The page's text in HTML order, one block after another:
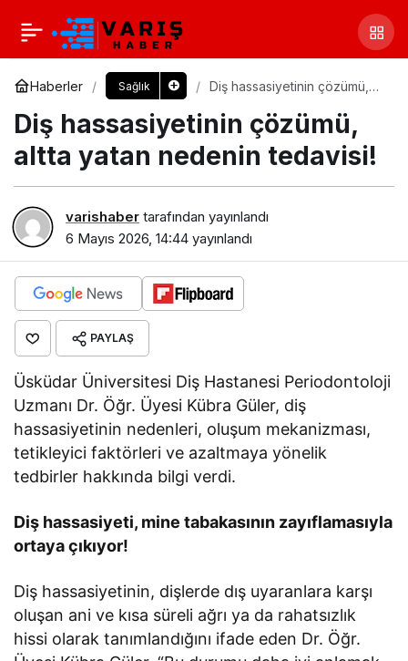
Haberler Sağlık
Diş hassasiyetinin çözümü,
Diş hassasiyetinin çözümü,
altta yatan nedenin tedavisi!
varishaber tarafından yayınlandı
6 Mayıs 2026, 14:44 yayınlandı
PAYLAŞ
Üsküdar Üniversitesi Diş Hastanesi Periodontoloji
Uzmanı Dr. Öğr. Üyesi Kübra Güler, diş
hassasiyetinin nedenleri, oluşum mekanizması,
tetikleyici faktörleri ve azaltmaya yönelik
tedbirler hakkında bilgi verdi.
Diş hassasiyeti, mine tabakasının zayıflamasıyla
ortaya çıkıyor!
Diş hassasiyetinin, dişlerde dış uyaranlara karşı
oluşan ani ve kısa süreli ağrı ya da rahatsızlık
hissi olarak tanımlandığını ifade eden Dr. Öğr.